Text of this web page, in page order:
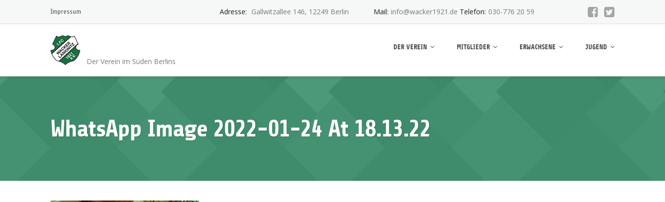
content
Impressum Adresse: Gallwitzallee 146, 12249 Berlin Mail: info@wacker1921.de Telefon: 030-776 20 59
Der Verein im Süden Berlins
DER VEREIN MITGLIEDER ERWACHSENE JUGEND
WhatsApp Image 2022-01-24 At 18.13.22